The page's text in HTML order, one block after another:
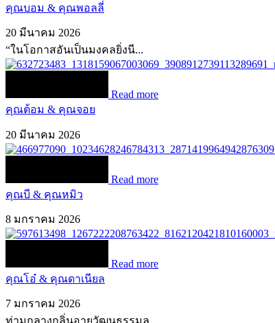
คุณบอม & คุณพอลลี่
20 มีนาคม 2026
“ในโอกาสอันเป็นมงคลยิ่งนี...
Read more
คุณต้อม & คุณจอย
20 มีนาคม 2026
Read more
คุณบี & คุณหมิว
8 มกราคม 2026
Read more
คุณโอ๋ & คุณดาเนียล
7 มกราคม 2026
ท่ามกลางกลิ่นอายวัฒนธรรมล...